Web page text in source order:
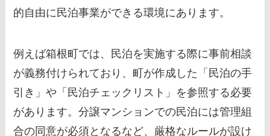
的自由に民泊事業ができる環境にあります。
例えば箱根町では、民泊を実施する際に事前相談
が義務付けられており、町が作成した「民泊の手
引き」や「民泊チェックリスト」を参照する必要
があります。分譲マンションでの民泊には管理組
合の同意が必須となるなど、厳格なルールが設け